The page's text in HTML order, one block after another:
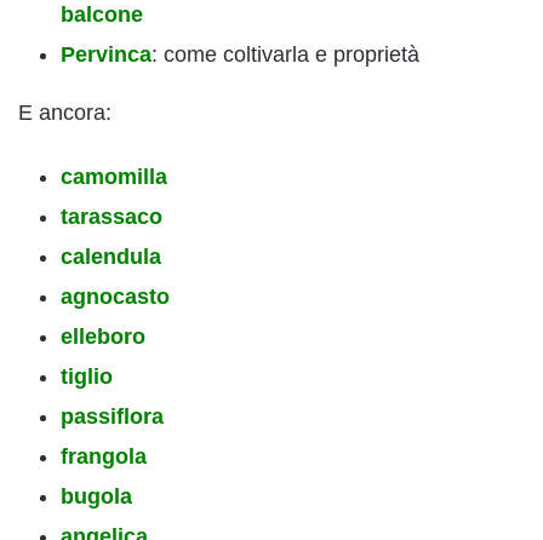
balcone
Pervinca: come coltivarla e proprietà
E ancora:
camomilla
tarassaco
calendula
agnocasto
elleboro
tiglio
passiflora
frangola
bugola